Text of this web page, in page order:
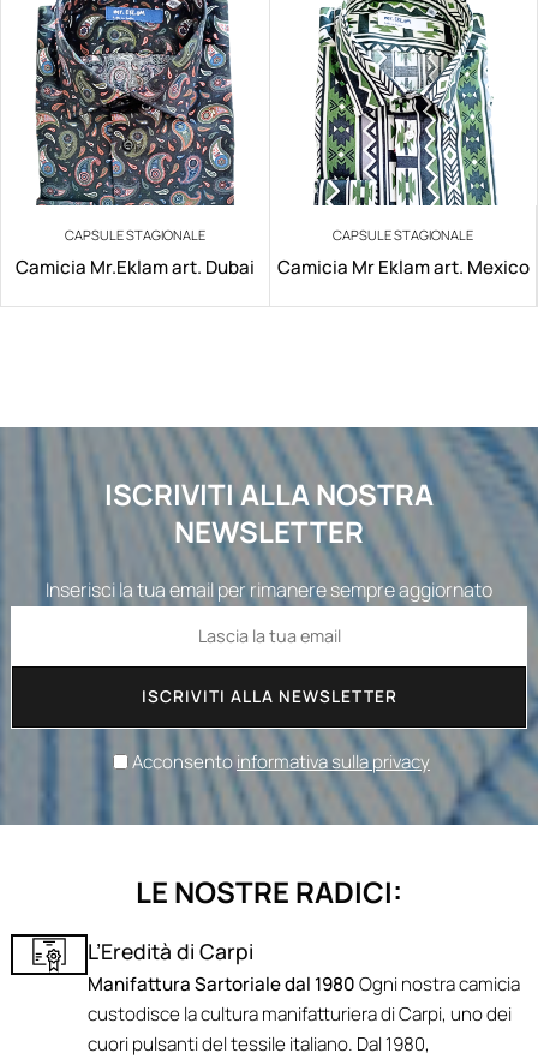
CAPSULE STAGIONALE
Camicia Mr.Eklam art. Dubai
CAPSULE STAGIONALE
Camicia Mr Eklam art. Mexico
ISCRIVITI ALLA NOSTRA
NEWSLETTER
Inserisci la tua email per rimanere sempre aggiornato
ISCRIVITI ALLA NEWSLETTER
Acconsentoinformativa sulla privacy
LE NOSTRE RADICI:
L’Eredità di Carpi
Manifattura Sartoriale dal 1980Ogni nostra camicia
custodisce la cultura manifatturiera di Carpi, uno dei
cuori pulsanti del tessile italiano. Dal 1980,